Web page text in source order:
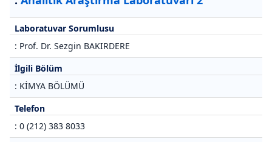
Laboratuvar Sorumlusu
: Prof. Dr. Sezgin BAKIRDERE
İlgili Bölüm
: KİMYA BÖLÜMÜ
Telefon
: 0 (212) 383 8033